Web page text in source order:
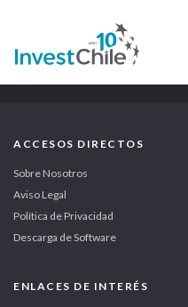
ACCESOS DIRECTOS
Sobre Nosotros
Aviso Legal
Política de Privacidad
Descarga de Software
ENLACES DE INTERÉS